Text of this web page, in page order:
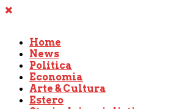
Home
News
Politica
Economia
Arte & Cultura
Estero